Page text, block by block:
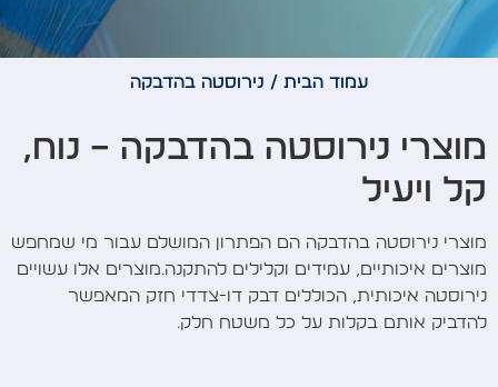
עמוד הבית/ נירוסטה בהדבקה
מוצרי נירוסטה בהדבקה – נוח,
קל ויעיל
מוצרי נירוסטה בהדבקה הם הפתרון המושלם עבור מי שמחפש
מוצרים איכותיים, עמידים וקלילים להתקנה.מוצרים אלו עשויים
נירוסטה איכותית, הכוללים דבק דו-צדדי חזק המאפשר
להדביק אותם בקלות על כל משטח חלק.